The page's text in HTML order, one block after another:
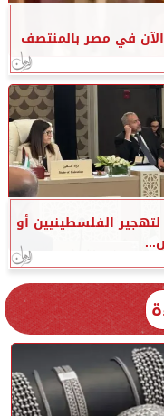
الفلسطينيين أو